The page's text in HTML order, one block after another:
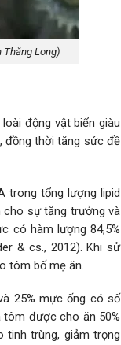
Thăng Long)
động vật biển giàu
đồng thời tăng sức đề
trong tổng lượng lipid
cho sự tăng trưởng và
có hàm lượng 84,5%
& cs., 2012). Khi sử
tôm bố mẹ ăn.
25% mực ống có số
tôm được cho ăn 50%
tinh trùng, giảm trọng